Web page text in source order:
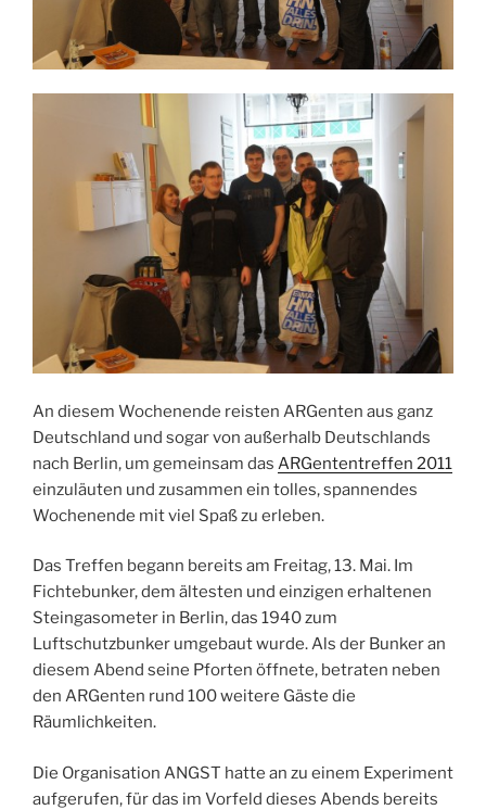
An diesem Wochenende reisten ARGenten aus ganz
Deutschland und sogar von außerhalb Deutschlands
nach Berlin, um gemeinsam das ARGententreffen 2011
einzuläuten und zusammen ein tolles, spannendes
Wochenende mit viel Spaß zu erleben.
Das Treffen begann bereits am Freitag, 13. Mai. Im
Fichtebunker, dem ältesten und einzigen erhaltenen
Steingasometer in Berlin, das 1940 zum
Luftschutzbunker umgebaut wurde. Als der Bunker an
diesem Abend seine Pforten öffnete, betraten neben
den ARGenten rund 100 weitere Gäste die
Räumlichkeiten.
Die Organisation ANGST hatte an zu einem Experiment
aufgerufen, für das im Vorfeld dieses Abends bereits